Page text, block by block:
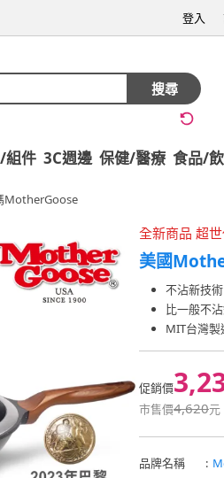
登入
搜尋
組件 3C週邊 保健/醫療 食品/
MotherGoose
全新商品 超
美國
不沾新技術
比一般不
MIT台灣製
促銷價
市售價4,620元
品牌名稱 :